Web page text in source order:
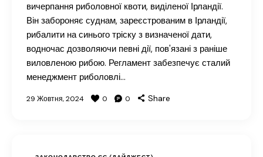
вичерпання риболовної квоти, виділеної Ірландії.
Він забороняє суднам, зареєстрованим в Ірландії,
рибалити на синього тріску з визначеної дати,
водночас дозволяючи певні дії, пов'язані з раніше
виловленою рибою. Регламент забезпечує сталий
менеджмент риболовлі…
29 Жовтня, 2024 0 0 Share